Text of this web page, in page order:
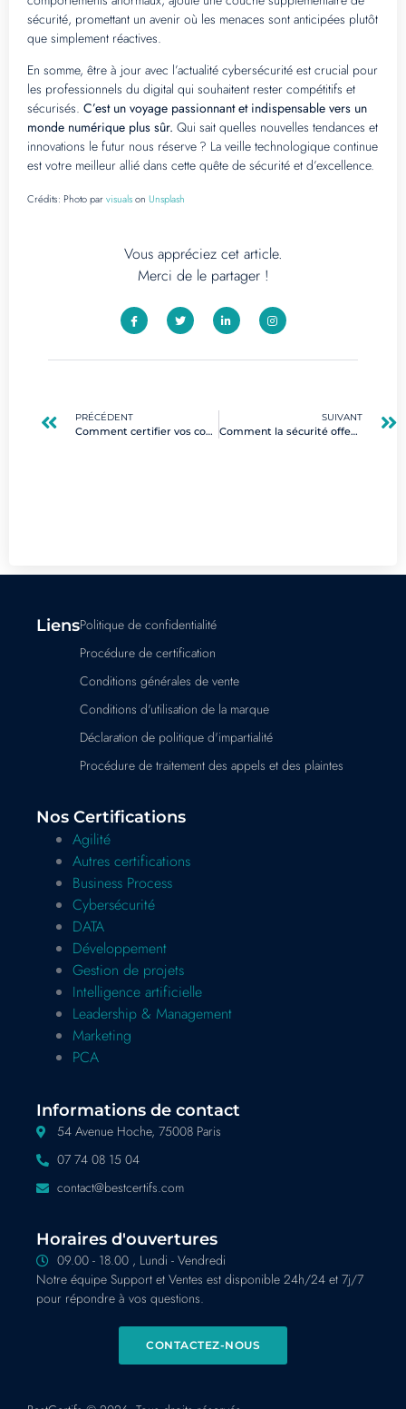
sécurité, promettant un avenir où les menaces sont anticipées plutôt
que simplement réactives.
En somme, être à jour avec l’actualité cybersécurité est crucial pour
les professionnels du digital qui souhaitent rester compétitifs et
sécurisés. C’est un voyage passionnant et indispensable vers un
monde numérique plus sûr. Qui sait quelles nouvelles tendances et
innovations le futur nous réserve ? La veille technologique continue
est votre meilleur allié dans cette quête de sécurité et d’excellence.
Crédits: Photo parvisualson Unsplash
Vous appréciez cet article.
Merci de le partager !
PRÉCÉDENT
Comment certifier vos compétences no code pour se démarquer sur le marché de l’emploi ?
SUIVANT
Comment la sécurité offensive révolutionne-t-elle la protection des données en entreprise ?
LiensPolitique de confidentialité
Procédure de certification
Conditions générales de vente
Conditions d'utilisation de la marque
Déclaration de politique d'impartialité
Procédure de traitement des appels et des plaintes
Nos Certifications
Agilité
Autres certifications
Business Process
Cybersécurité
DATA
Développement
Gestion de projets
Intelligence artificielle
Leadership & Management
Marketing
PCA
Informations de contact
54 Avenue Hoche, 75008 Paris
07 74 08 15 04
contact@bestcertifs.com
Horaires d'ouvertures
09.00 - 18.00 , Lundi - Vendredi
Notre équipe Support et Ventes est disponible 24h/24 et 7j/7
pour répondre à vos questions.
CONTACTEZ-NOUS